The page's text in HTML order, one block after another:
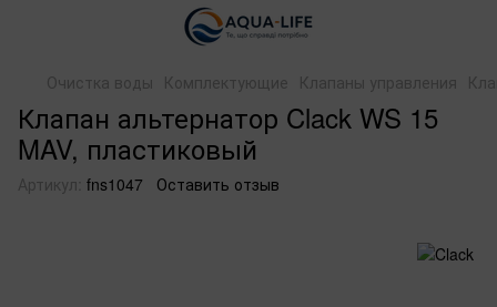
Очистка воды Комплектующие Клапаны управления
Клапан альтернатор Clack WS 15
MAV, пластиковый
Артикул: fns1047 Оставить отзыв